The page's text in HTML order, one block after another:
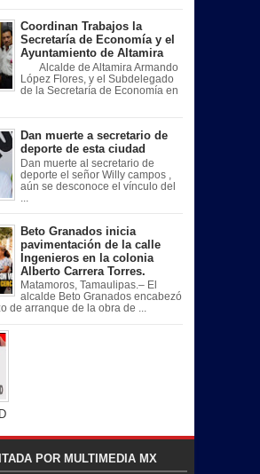
Coordinan Trabajos la
Secretaría de Economía y el
Ayuntamiento de Altamira
Alcalde de Altamira Armando
López Flores, y el Subdelegado
de la Secretaría de Economía en
Dan muerte a secretario de
deporte de esta ciudad
Dan muerte al secretario de
deporte el señor Willy campos ,
aún se desconoce el vínculo del
Beto Granados inicia
pavimentación de la calle
Ingenieros en la colonia
Alberto Carrera Torres.
Matamoros, Tamaulipas.– El
alcalde Beto Granados encabezó
de arranque de la obra de ...
POR MULTIMEDIA MX